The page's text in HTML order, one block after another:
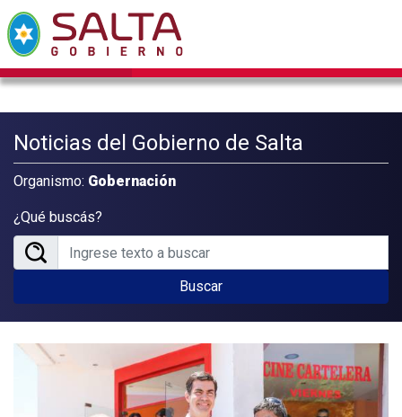
Noticias del Gobierno de Salta
Organismo: Gobernación
¿Qué buscás?
Buscar